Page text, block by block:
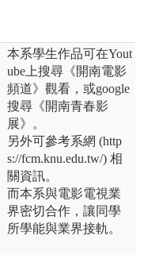
本系學生作品可在Yout
ube上搜尋《開南電影
頻道》觀看，或google
搜尋《開南青春影
展》。
另外可參考系網 (http
s://fcm.knu.edu.tw/) 相
關資訊。
而本系與電影電視業
界密切合作，讓同學
所學能與業界接軌。